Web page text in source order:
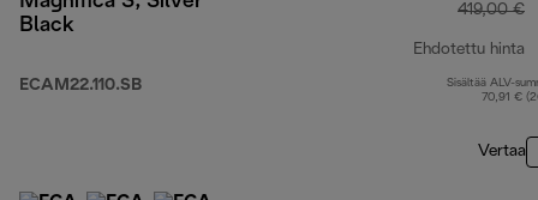
Black
ECAM22.110.SB
419,00 €
Ehdotettu hinta
Sisältää ALV-
70,91 €
Vertaa